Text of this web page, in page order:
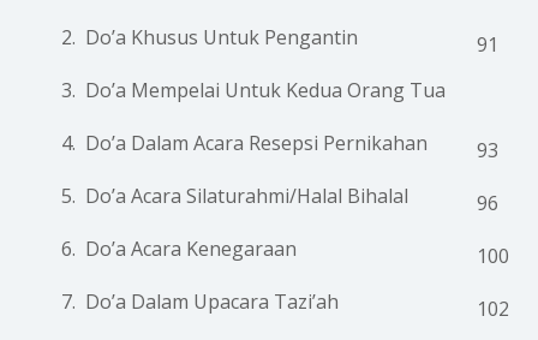
2. Do’a Khusus Untuk Pengantin
3. Do’a Mempelai Untuk Kedua Orang Tua
4. Do’a Dalam Acara Resepsi Pernikahan
5. Do’a Acara Silaturahmi/Halal Bihalal
6. Do’a Acara Kenegaraan
7. Do’a Dalam Upacara Tazi’ah
91
93
96
100
102